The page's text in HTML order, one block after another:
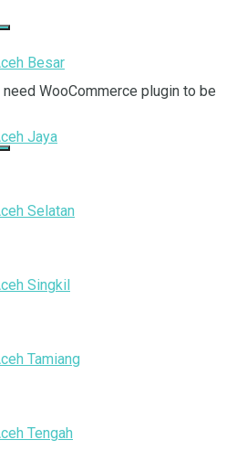
Besar
Jaya
Selatan
Singkil
Tamiang
Tengah
need WooCommerce plugin to be